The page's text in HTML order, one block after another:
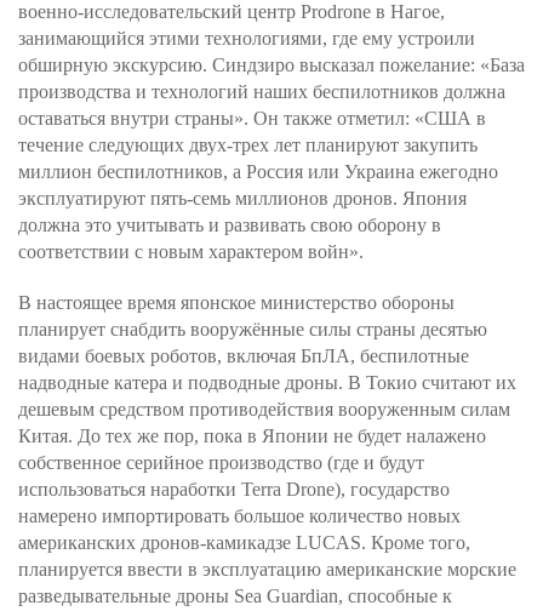
военно-исследовательский центр Prodrone в Нагое,
занимающийся этими технологиями, где ему устроили
обширную экскурсию. Синдзиро высказал пожелание: «База
производства и технологий наших беспилотников должна
оставаться внутри страны». Он также отметил: «США в
течение следующих двух-трех лет планируют закупить
миллион беспилотников, а Россия или Украина ежегодно
эксплуатируют пять-семь миллионов дронов. Япония
должна это учитывать и развивать свою оборону в
соответствии с новым характером войн».
В настоящее время японское министерство обороны
планирует снабдить вооружённые силы страны десятью
видами боевых роботов, включая БпЛА, беспилотные
надводные катера и подводные дроны. В Токио считают их
дешевым средством противодействия вооруженным силам
Китая. До тех же пор, пока в Японии не будет налажено
собственное серийное производство (где и будут
использоваться наработки Terra Drone), государство
намерено импортировать большое количество новых
американских дронов-камикадзе LUCAS. Кроме того,
планируется ввести в эксплуатацию американские морские
разведывательные дроны Sea Guardian, способные к